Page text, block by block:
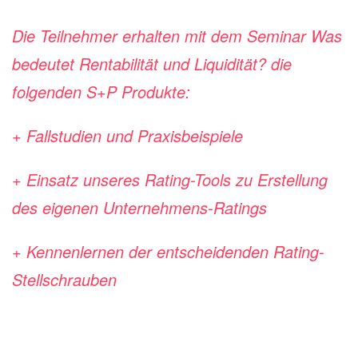
Die Teilnehmer erhalten mit dem Seminar Was
bedeutet Rentabilität und Liquidität? die
folgenden S+P Produkte:
+ Fallstudien und Praxisbeispiele
+ Einsatz unseres Rating-Tools zu Erstellung
des eigenen Unternehmens-Ratings
+ Kennenlernen der entscheidenden Rating-
Stellschrauben